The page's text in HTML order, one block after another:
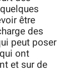
être
des
peut poser
ont
et sur de